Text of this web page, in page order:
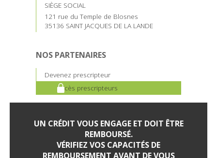
SIÈGE SOCIAL
121 rue du Temple de Blosnes
35136 SAINT JACQUES DE LA LANDE
NOS PARTENAIRES
Devenez prescripteur
Accès prescripteurs
UN CRÉDIT VOUS ENGAGE ET DOIT ÊTRE
REMBOURSÉ.
VÉRIFIEZ VOS CAPACITÉS DE
REMBOURSEMENT AVANT DE VOUS